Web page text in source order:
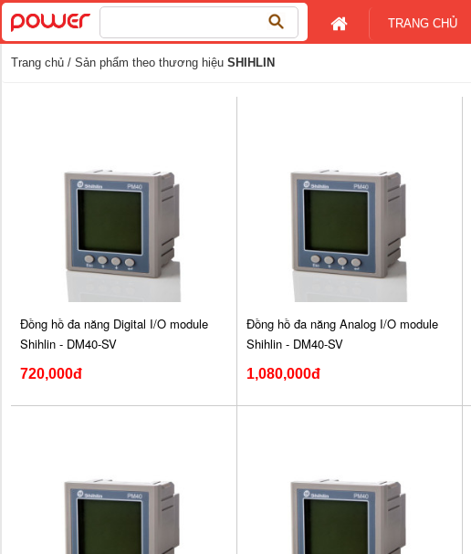
kiếm
cho:
TRANG CHỦ
Trang chủ / Sản phẩm theo thương hiệu SHIHLIN
Đồng hồ đa năng Digital I/O module
Shihlin - DM40-SV
720,000đ
Đồng hồ đa năng Analog I/O module
Shihlin - DM40-SV
1,080,000đ